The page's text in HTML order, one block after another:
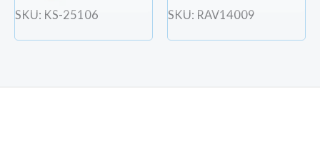
SKU: KS-25106 SKU: RAV14009